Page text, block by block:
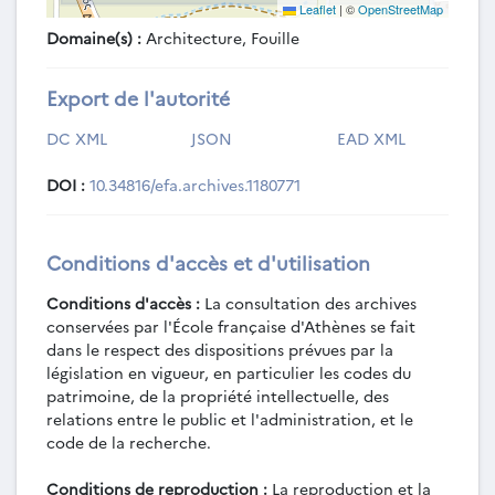
Plassart à Philippe (?) relative aux lettres de
M. Feyel à H. Ducoux de 1936 (2 décembre
PHILIPPES-1-1965-02 - Lettre de
directeur de l'EFA, accompagnée de 8
photographies de plans (topographie de la
région de Philippes, plan d'ensemble,
1966 (1966).
PHILIPPES-1-1968 - Correspondance sur
Philippes 1968 (1968).
PHILIPPES-1-1969 - Études sur Philippes
1969 (1969).
PHILIPPES-1-1971 - Fouilles de Philippes
1971 (1971).
PHILIPPES-1-1976 - Études sur Philippes
PHILIPPES-1-1977 - Fouilles de Philippes
Leaflet | ©OpenStreetMap
Domaine(s) : Architecture, Fouille
Export de l'autorité
DC XML JSON EAD XML
DOI : 10.34816/efa.archives.1180771
Conditions d'accès et d'utilisation
Conditions d'accès : La consultation des archives
conservées par l'École française d'Athènes se fait
dans le respect des dispositions prévues par la
législation en vigueur, en particulier les codes du
patrimoine, de la propriété intellectuelle, des
relations entre le public et l'administration, et le
code de la recherche.
Conditions de reproduction : La reproduction et la